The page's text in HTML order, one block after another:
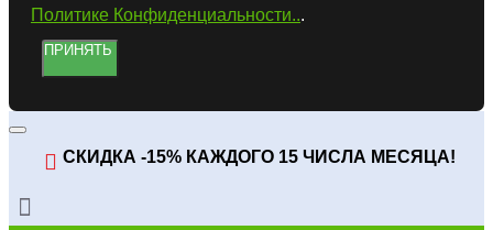
Политике Конфиденциальности...
ПРИНЯТЬ
СКИДКА -15% КАЖДОГО 15 ЧИСЛА МЕСЯЦА!